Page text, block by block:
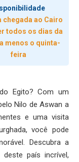
chegada ao Cairo
todos os dias da
menos o quinta-
feira
Egito? Com um
Nilo de Aswan a
e uma visita
você pode
Descubra a
país incrível,